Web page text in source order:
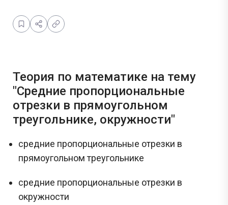
Теория по математике на тему
"Средние пропорциональные
отрезки в прямоугольном
треугольнике, окружности"
средние пропорциональные отрезки в
прямоугольном треугольнике
средние пропорциональные отрезки в
окружности